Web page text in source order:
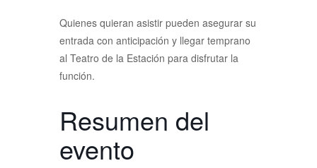
Quienes quieran asistir pueden asegurar su
entrada con anticipación y llegar temprano
al Teatro de la Estación para disfrutar la
función.
Resumen del
evento